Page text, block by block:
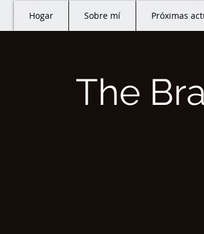
Hogar Sobre mí Próximas
The